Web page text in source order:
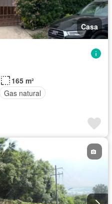
Casa
165 m²
Gas natural